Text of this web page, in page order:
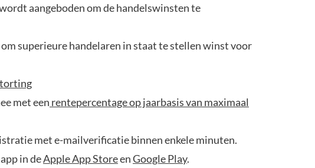
aangeboden om de handelswinsten te
superieure handelaren in staat te stellen winst voor
met een rentepercentage op jaarbasis van maximaal
met e-mailverificatie binnen enkele minuten.
in deApple App StoreenGoogle Play.